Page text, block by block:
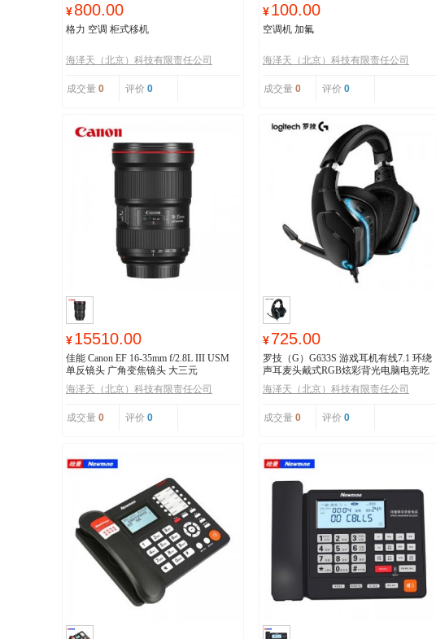
¥800.00
格力 空调 柜式移机
海泽天（北京）科技有限责任公司
成交量 0 评价 0
¥100.00
空调机 加氟
海泽天（北京）科技有限责任公司
成交量 0 评价 0
¥15510.00
佳能 Canon EF 16-35mm f/2.8L III USM
单反镜头 广角变焦镜头 大三元
海泽天（北京）科技有限责任公司
成交量 0 评价 0
¥725.00
罗技（G）G633S 游戏耳机有线7.1 环绕
声耳麦头戴式RGB炫彩背光电脑电竞吃
鸡耳机
海泽天（北京）科技有限责任公司
成交量 0 评价 0